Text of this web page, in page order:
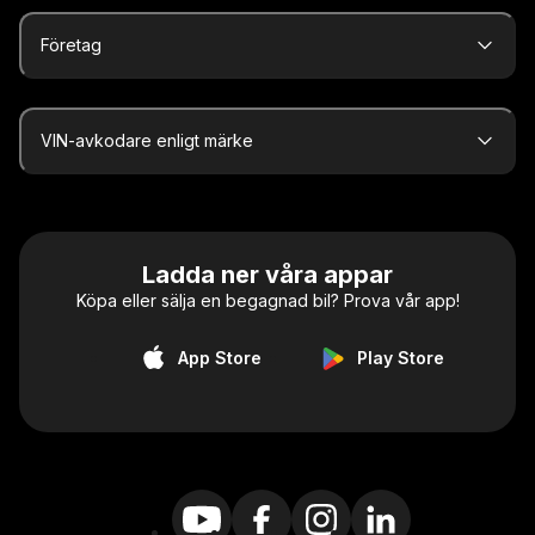
Företag
VIN-avkodare enligt märke
Ladda ner våra appar
Köpa eller sälja en begagnad bil? Prova vår app!
App Store Play Store